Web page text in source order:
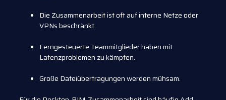
Die Zusammenarbeit ist oft auf interne Netze oder
VPNs beschränkt.
Ferngesteuerte Teammitglieder haben mit
Latenzproblemen zu kämpfen.
Große Dateiübertragungen werden mühsam.